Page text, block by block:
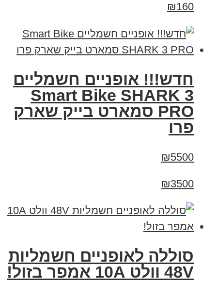
₪160
חדש!!! אופניים חשמליים
Smart Bike SHARK 3
PRO סמארט בייק שארק
פרו
₪5500
₪3500
סוללה לאופניים חשמליות
48V וולט 10A אמפר בזול!